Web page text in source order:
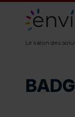
ENVIROpro Sud-
Le salon des